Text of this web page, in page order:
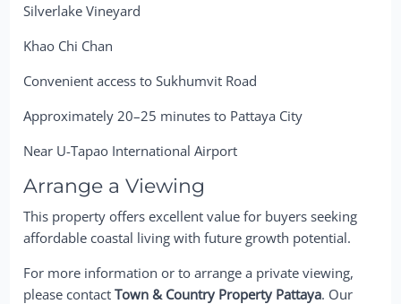
Silverlake Vineyard
Khao Chi Chan
Convenient access to Sukhumvit Road
Approximately 20–25 minutes to Pattaya City
Near U-Tapao International Airport
Arrange a Viewing
This property offers excellent value for buyers seeking
affordable coastal living with future growth potential.
For more information or to arrange a private viewing,
please contactTown & Country Property Pattaya. Our